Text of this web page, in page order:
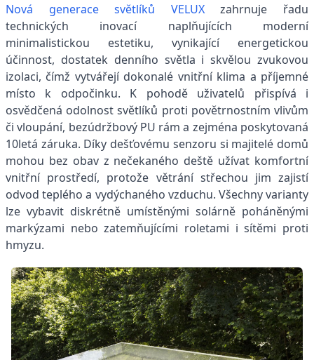
Nová generace světlíků VELUXzahrnuje řadu
technických inovací naplňujících moderní
minimalistickou estetiku, vynikající energetickou
účinnost, dostatek denního světla i skvělou zvukovou
izolaci, čímž vytvářejí dokonalé vnitřní klima a příjemné
místo k odpočinku. K pohodě uživatelů přispívá i
osvědčená odolnost světlíků proti povětrnostním vlivům
či vloupání, bezúdržbový PU rám a zejména poskytovaná
10letá záruka. Díky dešťovému senzoru si majitelé domů
mohou bez obav z nečekaného deště užívat komfortní
vnitřní prostředí, protože větrání střechou jim zajistí
odvod teplého a vydýchaného vzduchu. Všechny varianty
lze vybavit diskrétně umístěnými solárně poháněnými
markýzami nebo zatemňujícími roletami i sítěmi proti
hmyzu.